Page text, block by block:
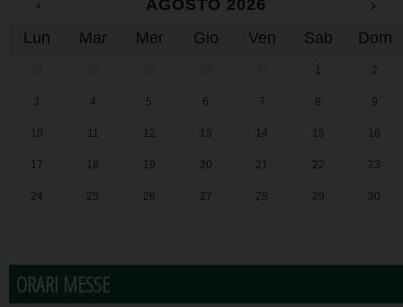
‹ AGOSTO 2026
›
Lun
Mar Mer Gio Ven Sab Dom
1 2
3 4 5 6 7 8 9
10 11 12 13 14 15 16
17 18 19 20 21 22 23
24 25 26 27 28 29 30
ORARI MESSE